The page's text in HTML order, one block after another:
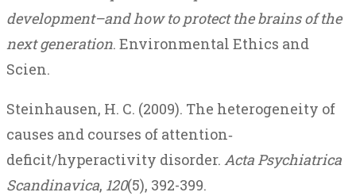
development–and how to protect the brains of the
next generation. Environmental Ethics and
Scien.
Steinhausen, H. C. (2009). The heterogeneity of
causes and courses of attention‐
deficit/hyperactivity disorder. Acta Psychiatrica
Scandinavica, 120(5), 392-399.